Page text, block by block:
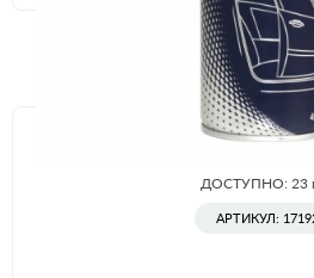
ДОСТУПНО: 23
АРТИКУЛ: